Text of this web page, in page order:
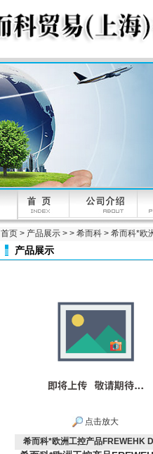
首页 > 产品展示 > > 希而科 > 希而科*欧
产品展示
点击放大
希而科*欧洲工控产品FREWEHK